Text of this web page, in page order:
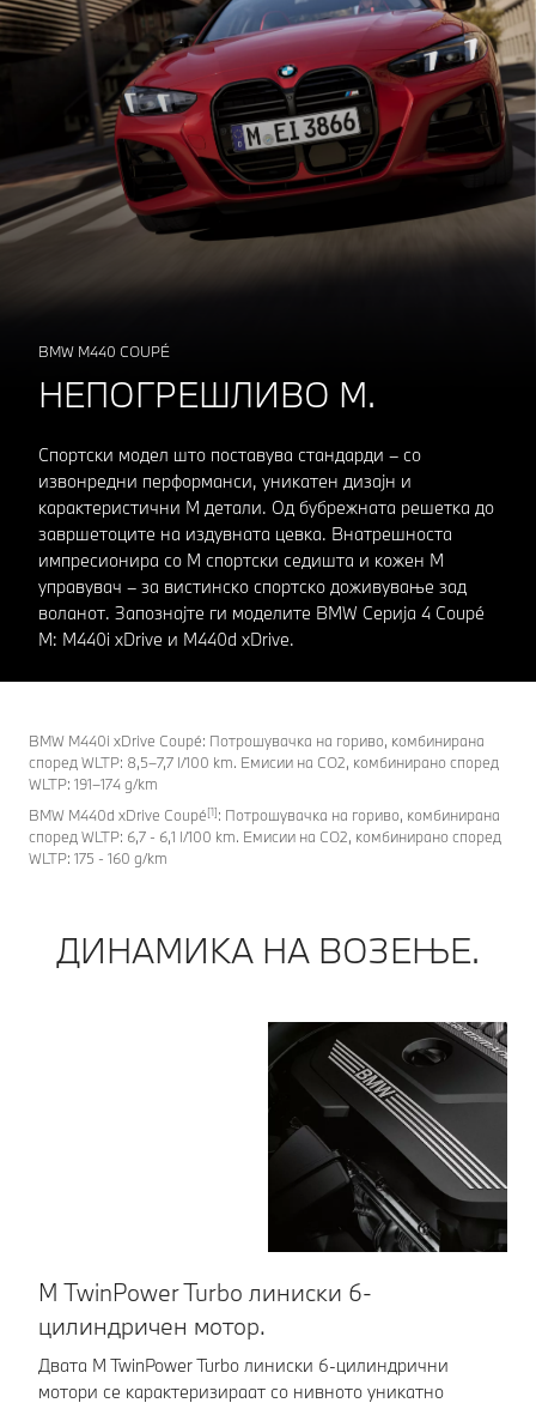
BMW M440 COUPÉ
НЕПОГРЕШЛИВО М.
Спортски модел што поставува стандарди – со
извонредни перформанси, уникатен дизајн и
карактеристични M детали. Од бубрежната решетка до
завршетоците на издувната цевка. Внатрешноста
импресионира со M спортски седишта и кожен M
управувач – за вистинско спортско доживување зад
воланот. Запознајте ги моделите BMW Серија 4 Coupé
M: M440i xDrive и M440d xDrive.
BMW M440i xDrive Coupé: Потрошувачка на гориво, комбинирана
според WLTP: 8,5–7,7 l/100 km. Емисии на CO2, комбинирано според
WLTP: 191–174 g/km
BMW M440d xDrive Coupé[1]: Потрошувачка на гориво, комбинирана
според WLTP: 6,7 - 6,1 l/100 km. Емисии на CO2, комбинирано според
WLTP: 175 - 160 g/km
ДИНАМИКА НА ВОЗЕЊЕ.
M TwinPower Turbo линиски 6-
цилиндричен мотор.
Двата M TwinPower Turbo линиски 6-цилиндрични
мотори се карактеризираат со нивното уникатно